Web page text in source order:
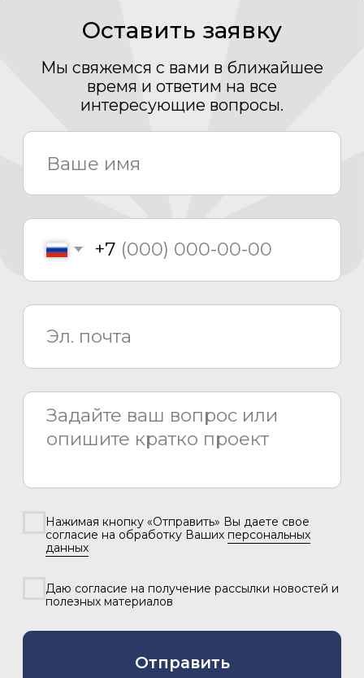
согласие на обработку Вашихперсональных
Даю согласие на получение рассылки новостей и
8 800 775 80 81
Монтаж
Сервисный центр
О компании
Проекты
Новости